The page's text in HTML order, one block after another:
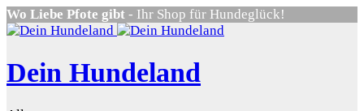
Wo Liebe Pfote gibt - Ihr Shop für Hundeglück!
Dein Hundeland